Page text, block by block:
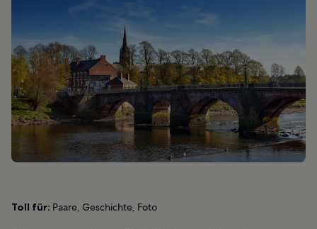
Toll für: Paare, Geschichte, Foto